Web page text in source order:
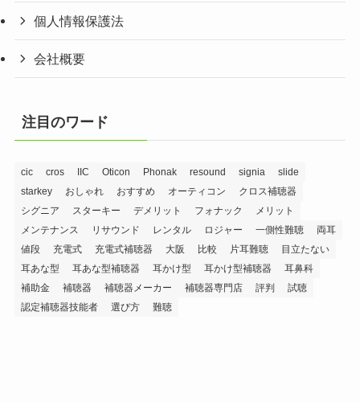
個人情報保護法
会社概要
注目のワード
cic cros IIC Oticon Phonak resound signia
slide
starkey
おしゃれ おすすめ オーティコン
クロス補聴器
シグニア
スターキー デメリット フォナック
メリット
メンテナンス
リサウンド レンタル ロジャー 一側性難聴
両耳
値段
充電式 充電式補聴器 大阪 比較 片耳難聴
目立たない
耳あな型
耳あな型補聴器 耳かけ型 耳かけ型補聴器
耳鼻科
補助金
補聴器 補聴器メーカー 補聴器専門店 評判
試聴
認定補聴器技能者
選び方 難聴